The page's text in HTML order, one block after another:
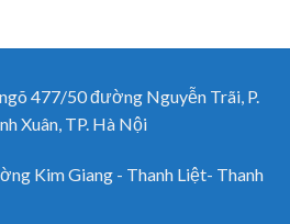
50 đường Nguyễn Trãi, P.
Xuân, TP. Hà Nội
Kim Giang - Thanh Liệt- Thanh